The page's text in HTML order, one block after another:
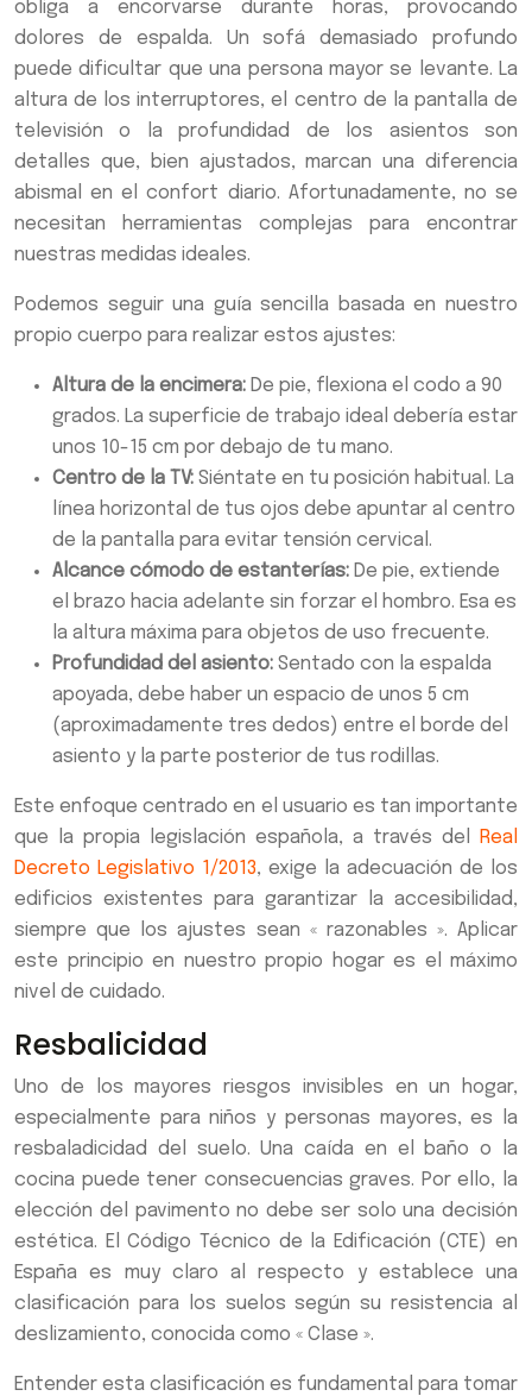
obliga a encorvarse durante horas, provocando
dolores de espalda. Un sofá demasiado profundo
puede dificultar que una persona mayor se levante. La
altura de los interruptores, el centro de la pantalla de
televisión o la profundidad de los asientos son
detalles que, bien ajustados, marcan una diferencia
abismal en el confort diario. Afortunadamente, no se
necesitan herramientas complejas para encontrar
nuestras medidas ideales.
Podemos seguir una guía sencilla basada en nuestro
propio cuerpo para realizar estos ajustes:
Altura de la encimera: De pie, flexiona el codo a 90
grados. La superficie de trabajo ideal debería estar
unos 10-15 cm por debajo de tu mano.
Centro de la TV: Siéntate en tu posición habitual. La
línea horizontal de tus ojos debe apuntar al centro
de la pantalla para evitar tensión cervical.
Alcance cómodo de estanterías: De pie, extiende
el brazo hacia adelante sin forzar el hombro. Esa es
la altura máxima para objetos de uso frecuente.
Profundidad del asiento: Sentado con la espalda
apoyada, debe haber un espacio de unos 5 cm
(aproximadamente tres dedos) entre el borde del
asiento y la parte posterior de tus rodillas.
Este enfoque centrado en el usuario es tan importante
que la propia legislación española, a través del
Real
Decreto Legislativo 1/2013, exige la adecuación de los
edificios existentes para garantizar la accesibilidad,
siempre que los ajustes sean « razonables ». Aplicar
este principio en nuestro propio hogar es el máximo
nivel de cuidado.
Resbalicidad
Uno de los mayores riesgos invisibles en un hogar,
especialmente para niños y personas mayores, es la
resbaladicidad del suelo. Una caída en el baño o la
cocina puede tener consecuencias graves. Por ello, la
elección del pavimento no debe ser solo una decisión
estética. El Código Técnico de la Edificación (CTE) en
España es muy claro al respecto y establece una
clasificación para los suelos según su resistencia al
deslizamiento, conocida como « Clase ».
Entender esta clasificación es fundamental para tomar